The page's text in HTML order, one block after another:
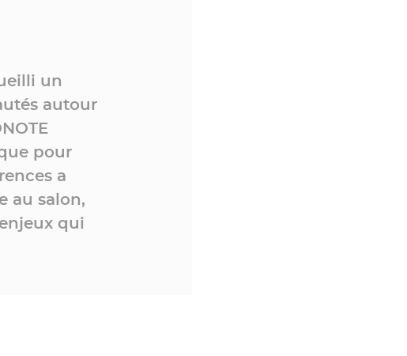
un
autour
pour
a
au salon,
qui